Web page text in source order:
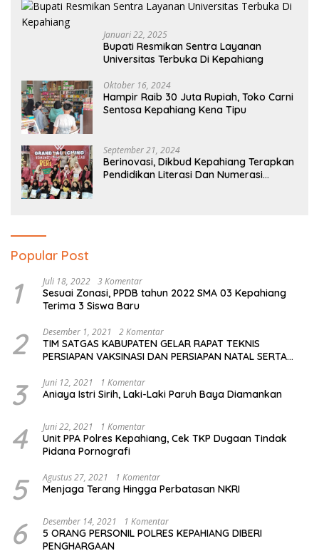
Januari 22, 2025
Bupati Resmikan Sentra Layanan
Universitas Terbuka Di Kepahiang
Oktober 16, 2024
Hampir Raib 30 Juta Rupiah, Toko Carni
Sentosa Kepahiang Kena Tipu
September 21, 2024
Berinovasi, Dikbud Kepahiang Terapkan
Pendidikan Literasi Dan Numerasi
Popular Post
1 Juli 18, 2022 3 Komentar
Sesuai Zonasi, PPDB tahun 2022 SMA 03 Kepahiang
Terima 3 Siswa Baru
2 Desember 1, 2021 2 Komentar
TIM SATGAS KABUPATEN GELAR RAPAT TEKNIS
PERSIAPAN VAKSINASI DAN PERSIAPAN NATAL SERTA
3 Juni 12, 2021 1 Komentar
Aniaya Istri Sirih, Laki-Laki Paruh Baya Diamankan
4 Juni 22, 2021 1 Komentar
Unit PPA Polres Kepahiang, Cek TKP Dugaan Tindak
Pidana Pornografi
5 Agustus 27, 2021 1 Komentar
Menjaga Terang Hingga Perbatasan NKRI
6 Desember 14, 2021 1 Komentar
5 ORANG PERSONIL POLRES KEPAHIANG DIBERI
PENGHARGAAN